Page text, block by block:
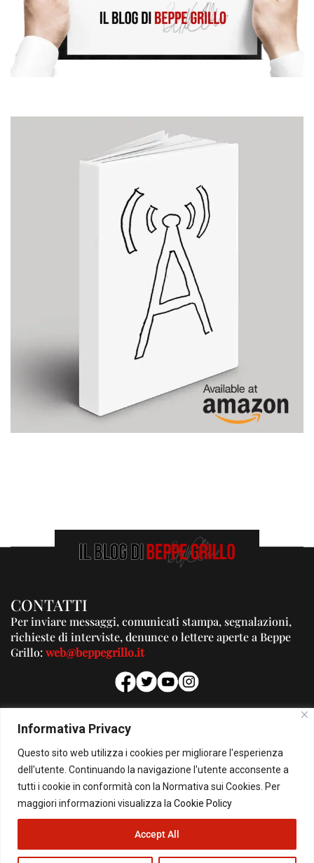
Informativa Privacy
Questo sito web utilizza i cookies per migliorare l'esperienza
dell'utente. Continuando la navigazione l'utente acconsente a
tutti i cookie in conformità con la Normativa sui Cookies. Per
maggiori informazioni visualizza la Cookie Policy
Accept All
CONTATTI
Per inviare messaggi, comunicati stampa, segnalazioni,
richieste di interviste, denunce o lettere aperte a Beppe
Grillo:web@beppegrillo.it
PUBBLICITA'
Per la tua pubblicità su questo Blog:
pubblicita@beppegrillo.it
© Copyright 2026 - Il Blog di Beppe Grillo. All Rights Reserved - Powered by
happygrafic.com